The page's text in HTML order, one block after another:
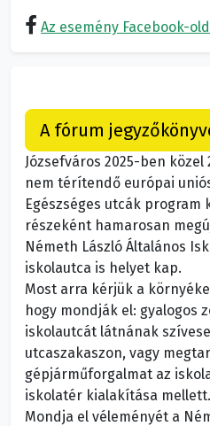
Az esemény Facebook-
A fórum
Józsefváros 2025-ben
nem térítendő európai
Egészséges utcák program
részeként hamarosan
Németh László Általános
iskolautca is helyet kap.
Most arra kérjük a
hogy mondják el: gyalogos
iskolautcát látnának
utcaszakaszon, vagy
gépjárműforgalmat az
iskolatér kialakítása mellett.
Mondja el véleményét a